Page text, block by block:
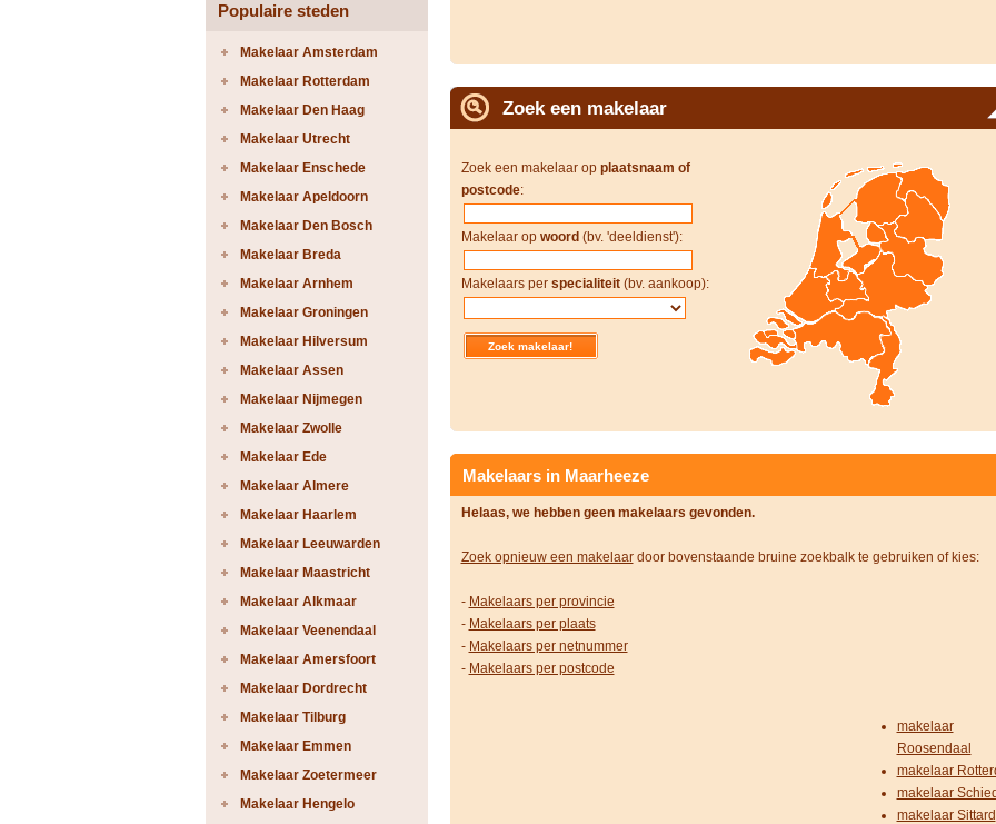
Populaire steden
Makelaar Amsterdam
Makelaar Rotterdam
Makelaar Den Haag
Makelaar Utrecht
Makelaar Enschede
Makelaar Apeldoorn
Makelaar Den Bosch
Makelaar Breda
Makelaar Arnhem
Makelaar Groningen
Makelaar Hilversum
Makelaar Assen
Makelaar Nijmegen
Makelaar Zwolle
Makelaar Ede
Makelaar Almere
Makelaar Haarlem
Makelaar Leeuwarden
Makelaar Maastricht
Makelaar Alkmaar
Makelaar Veenendaal
Makelaar Amersfoort
Makelaar Dordrecht
Makelaar Tilburg
Makelaar Emmen
Makelaar Zoetermeer
Makelaar Hengelo
Zoek een makelaar
Zoek een makelaar op plaatsnaam of
postcode:
Makelaar op woord (bv. 'deeldienst'):
Makelaars per specialiteit(bv. aankoop):
Makelaars in Maarheeze
Helaas, we hebben geen makelaars gevonden.
Zoek opnieuw een makelaardoor bovenstaande bruine zoekbalk te gebruiken of kies:
- Makelaars per provincie
- Makelaars per plaats
- Makelaars per netnummer
- Makelaars per postcode
makelaar
Roosendaal
makelaar
makelaar
makelaar Sittard